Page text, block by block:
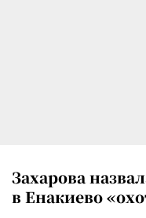
Захарова
в Енакиево